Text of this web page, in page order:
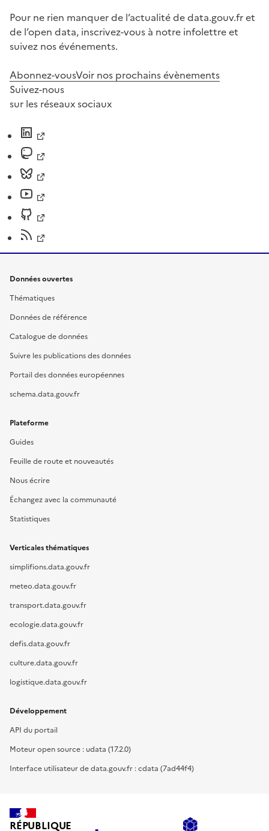
Pour ne rien manquer de l’actualité de data.gouv.fr et
de l’open data, inscrivez-vous à notre infolettre et
suivez nos événements.
Abonnez-vousVoir nos prochains évènements
Suivez-nous
sur les réseaux sociaux
Données ouvertes
Thématiques
Données de référence
Catalogue de données
Suivre les publications des données
Portail des données européennes
schema.data.gouv.fr
Plateforme
Guides
Feuille de route et nouveautés
Nous écrire
Échangez avec la communauté
Statistiques
Verticales thématiques
simplifions.data.gouv.fr
meteo.data.gouv.fr
transport.data.gouv.fr
ecologie.data.gouv.fr
defis.data.gouv.fr
culture.data.gouv.fr
logistique.data.gouv.fr
Développement
API du portail
Moteur open source : udata (17.2.0)
Interface utilisateur de data.gouv.fr : cdata (7ad44f4)
RÉPUBLIQUE